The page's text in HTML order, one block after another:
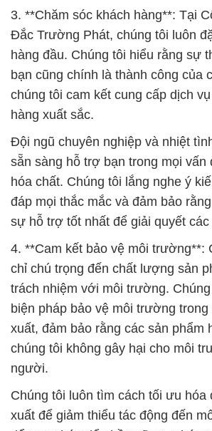
3. **Chăm sóc khách hàng**: Tại
Đắc Trường Phát, chúng tôi luôn
hàng đầu. Chúng tôi hiểu rằng sự
bạn cũng chính là thành công của
chúng tôi cam kết cung cấp dịch
hàng xuất sắc.
Đội ngũ chuyên nghiệp và nhiệt
sẵn sàng hỗ trợ bạn trong mọi vấn
hóa chất. Chúng tôi lắng nghe ý
đáp mọi thắc mắc và đảm bảo
sự hỗ trợ tốt nhất để giải quyết
4. **Cam kết bảo vệ môi trường**:
chỉ chú trọng đến chất lượng sản
trách nhiệm với môi trường.
biện pháp bảo vệ môi trường
xuất, đảm bảo rằng các sản phẩm
chúng tôi không gây hại cho môi
người.
Chúng tôi luôn tìm cách tối ưu hóa
xuất để giảm thiểu tác động đến